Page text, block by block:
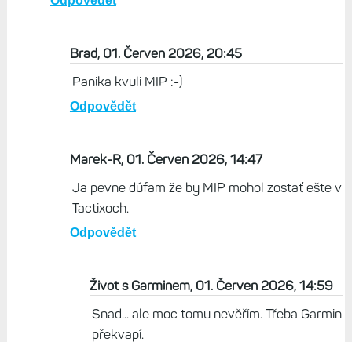
Brad, 01. Červen 2026, 20:45
Panika kvuli MIP :-)
Odpovědět
Marek-R, 01. Červen 2026, 14:47
Ja pevne dúfam že by MIP mohol zostať ešte v
Tactixoch.
Odpovědět
Život s Garminem, 01. Červen 2026, 14:59
Snad... ale moc tomu nevěřím. Třeba Garmin
překvapí.